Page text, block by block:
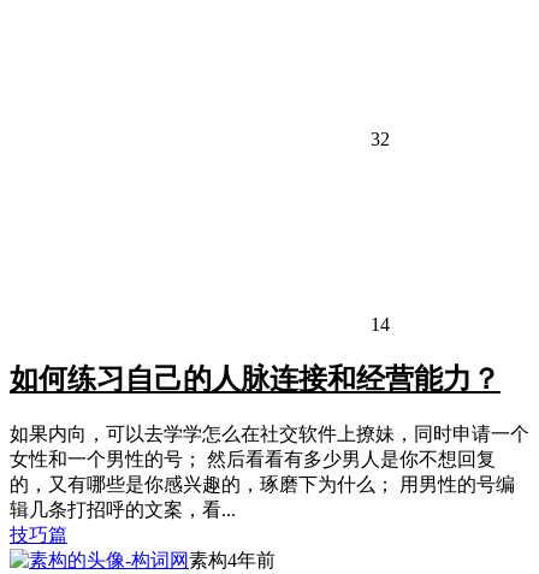
32
14
如何练习自己的人脉连接和经营能力？
如果内向，可以去学学怎么在社交软件上撩妹，同时申请一个
女性和一个男性的号； 然后看看有多少男人是你不想回复
的，又有哪些是你感兴趣的，琢磨下为什么； 用男性的号编
辑几条打招呼的文案，看...
技巧篇
素构4年前